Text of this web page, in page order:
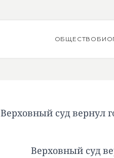
ОБЩЕСТВО
Верховный суд вернул
Верховный суд